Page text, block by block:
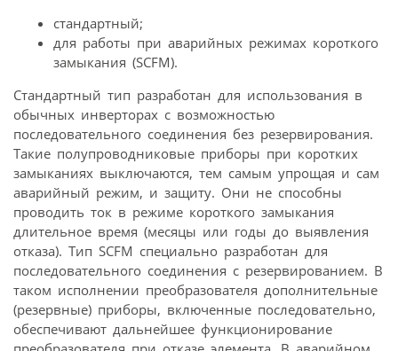
стандартный;
для работы при аварийных режимах короткого
замыкания (SCFM).
Стандартный тип разработан для использования в
обычных инверторах с возможностью
последовательного соединения без резервирования.
Такие полупроводниковые приборы при коротких
замыканиях выключаются, тем самым упрощая и сам
аварийный режим, и защиту. Они не способны
проводить ток в режиме короткого замыкания
длительное время (месяцы или годы до выявления
отказа). Тип SCFM специально разработан для
последовательного соединения с резервированием. В
таком исполнении преобразователя дополнительные
(резервные) приборы, включенные последовательно,
обеспечивают дальнейшее функционирование